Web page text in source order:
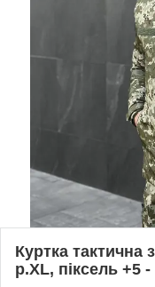
Куртка тактична
р.XL, піксель +5